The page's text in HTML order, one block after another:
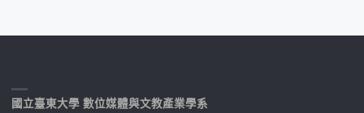
國立臺東大學 數位媒體與文教產業學系